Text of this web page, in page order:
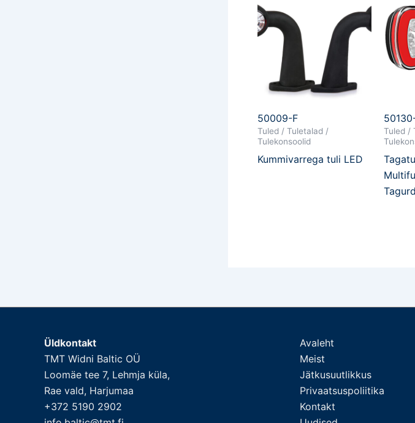
50009-F
Tuled / Tuletalad /
Tulekonsoolid
Kummivarrega tuli LED
Tuled /
Üldkontakt
TMT Widni Baltic OÜ
Loomäe tee 7, Lehmja küla,
Rae vald, Harjumaa
+372 5190 2902
Avaleht
Meist
Jätkusuutlikkus
Privaatsuspoliitika
Kontakt